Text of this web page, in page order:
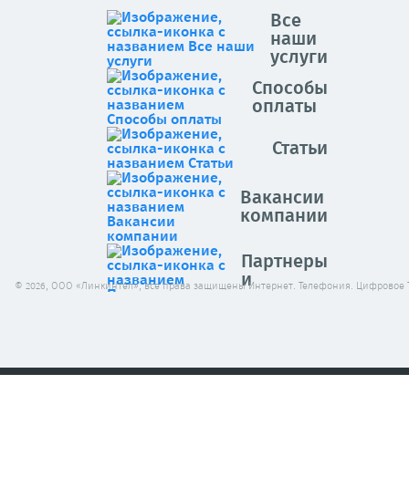
Все
наши
услуги
Способы
оплаты
Статьи
Вакансии
компании
Партнеры
и
© 2026, ООО «Линкинтел», все права защищены Интернет. Телефония. Цифровое